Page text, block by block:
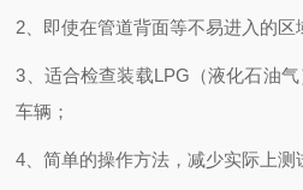
2、即使在管道背面等不易进入的区
3、适合检查装载LPG（液化石油
车辆；
4、简单的操作方法，减少实际上测